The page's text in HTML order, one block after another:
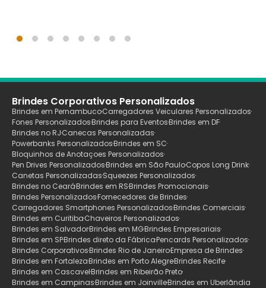
Brindes Corporativos Personalizados
Brindes em PernambucoCarregadores Veiculares Personalizados
Fones PersonalizadosBrindes para EventosBrindes em DF
Brindes no RJCanecas Personalizadas
Powerbanks PersonalizadosBrindes em SC
Bloquinhos de Anotaçoes Personalizados
Pen Drives PersonalizadosBrindes em São PauloCopos Long Drink
Canetas PersonalizadasSqueezes Personalizados
Brindes no CearáBrindes em RSBrindes Promocionais
Brindes PersonalizadosFornecedores de Brindes
Carregadores Smartphones PersonalizadosBrindes Comerciais
Brindes em CuritibaChaveiros Personalizados
Brindes em SalvadorBrindes em MGBrindes Empresariais
Brindes em SPBrindes direto da FábricaPencards Personalizados
Brindes CorporativosBrindes Rio de JaneiroEmpresa de Brindes
Brindes em FortalezaBrindes em Porto AlegreBrindes Recife
Brindes em CascavelBrindes em Ribeirão Preto
Brindes em CampinasBrindes em JoinvilleBrindes em Uberlãndia